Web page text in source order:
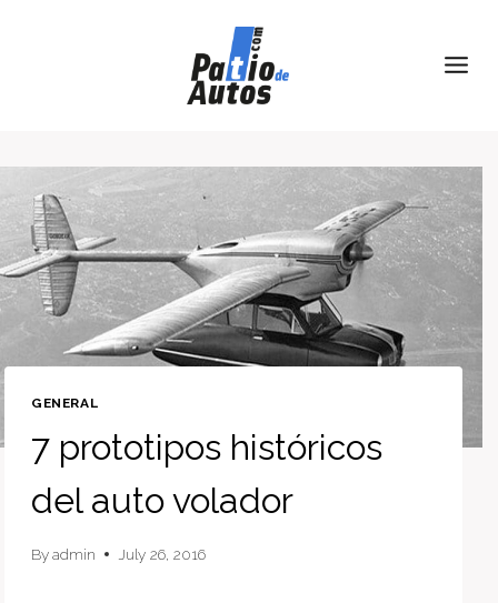
GENERAL
7 prototipos históricos
del auto volador
Byadmin July 26, 2016